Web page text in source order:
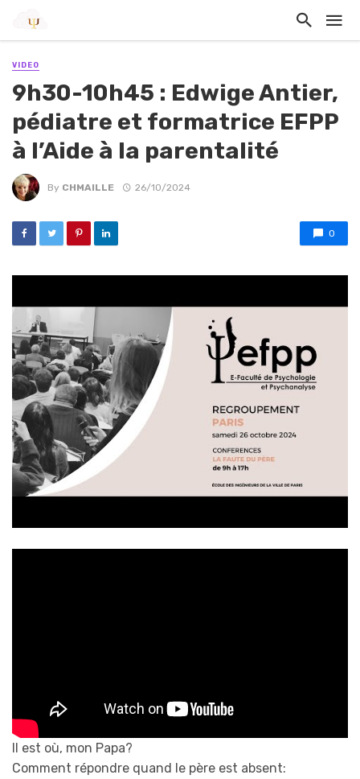
VIDEO
9h30-10h45 : Edwige Antier,
pédiatre et formatrice EFPP
à l’Aide à la parentalité
By CHMAILLE 26/10/2024
0
Il est où, mon Papa?
Comment répondre quand le père est absent: